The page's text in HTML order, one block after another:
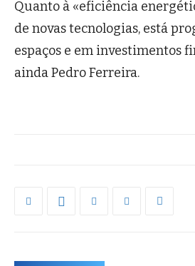
Quanto à «eficiência
de novas tecnologias, está
espaços e em investimentos
ainda Pedro Ferreira.